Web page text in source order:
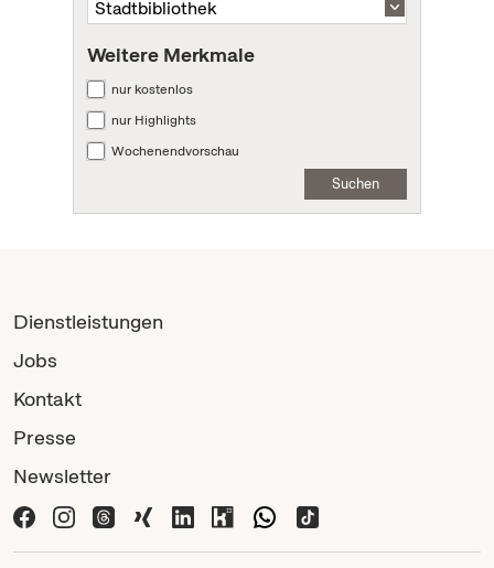
Weitere Merkmale
nur kostenlos
nur Highlights
Wochenendvorschau
Suchen
Dienstleistungen
Jobs
Kontakt
Presse
Newsletter